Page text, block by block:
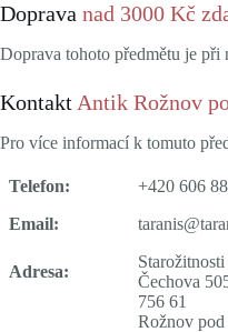
Doprava nad 3000 Kč
Doprava tohoto předmětu je při
Kontakt Antik Rožnov
Pro více informací k tomuto
Telefon:
+420 606
Email:
Adresa:
Čechova
756 61
Rožnov pod